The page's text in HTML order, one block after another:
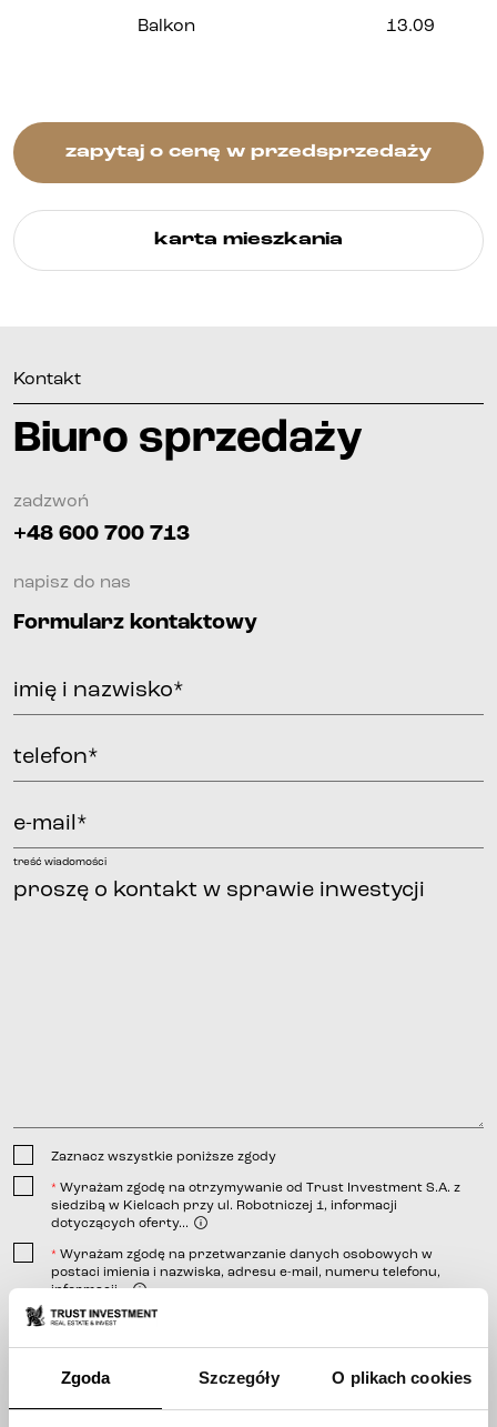
Zgoda Szczegóły O plikach cookies
Balkon 13.09
zapytaj o cenę w przedsprzedaży
karta mieszkania
Kontakt
Biuro sprzedaży
zadzwoń
+48 600 700 713
napisz do nas
Formularz kontaktowy
imię i nazwisko*
telefon*
e-mail*
treść wiadomości
Zaznacz wszystkie poniższe zgody
* Wyrażam zgodę na otrzymywanie od Trust Investment S.A. z
siedzibą w Kielcach przy ul. Robotniczej 1, informacji
dotyczących oferty...
linkiem
telefonicznej;
wiadomości SMS.
* Wyrażam zgodę na przetwarzanie danych osobowych w
postaci imienia i nazwiska, adresu e-mail, numeru telefonu,
informacji...
* Wyrażam zgodę na otrzymywanie od Trust Investment S.A. z